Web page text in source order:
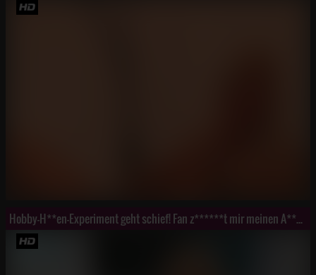
Hobby-H**en-Experiment geht schief! Fan z******t mir meinen A***h EXTREM! A**lE S****aFLUT!